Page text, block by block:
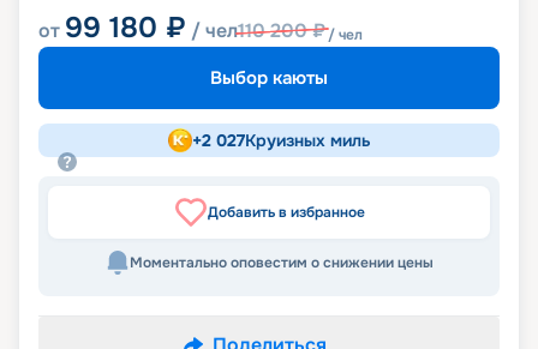
от 99 180 ₽ / чел110 200₽/ чел
Выбор каюты
+2 027Круизных миль
Добавить в избранное
Моментально оповестим о снижении цены